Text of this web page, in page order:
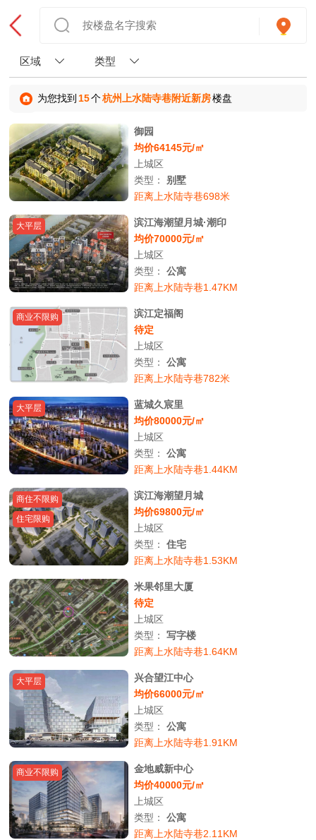
区域 类型
为您找到 15个杭州上水陆寺巷附近新房楼盘
御园
均价64145元/㎡
上城区
类型：别墅
距离上水陆寺巷698米
大平层
滨江海潮望月城·潮印
均价70000元/㎡
上城区
类型：公寓
距离上水陆寺巷1.47KM
商业不限购
滨江定福阁
待定
上城区
类型：公寓
距离上水陆寺巷782米
大平层
蓝城久宸里
均价80000元/㎡
上城区
类型：公寓
距离上水陆寺巷1.44KM
商住不限购
住宅限购
滨江海潮望月城
均价69800元/㎡
上城区
类型：住宅
距离上水陆寺巷1.53KM
米果邻里大厦
待定
上城区
类型：写字楼
距离上水陆寺巷1.64KM
大平层
兴合望江中心
均价66000元/㎡
上城区
类型：公寓
距离上水陆寺巷1.91KM
商业不限购
金地威新中心
均价40000元/㎡
上城区
类型：公寓
距离上水陆寺巷2.11KM